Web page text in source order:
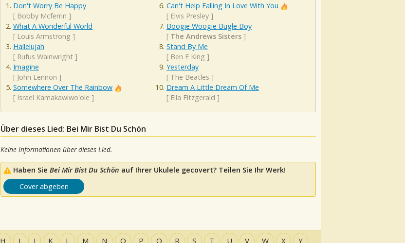
Don't Worry Be Happy
[ Bobby Mcferrin ]
What A Wonderful World
[ Louis Armstrong ]
Hallelujah
[ Rufus Wainwright ]
Imagine
[ John Lennon ]
Somewhere Over The Rainbow
[ Israel Kamakawiwo'ole ]
Can't Help Falling In Love With You
[ Elvis Presley]
Boogie Woogie Bugle Boy
[ The Andrews Sisters]
Stand By Me
[ Ben E King ]
Yesterday
[ The Beatles ]
Dream A Little Dream Of Me
[ Ella Fitzgerald ]
Über dieses Lied: Bei Mir Bist Du Schön
Keine Informationen über dieses Lied.
Haben Sie Bei Mir Bist Du Schön auf Ihrer Ukulele gecovert? Teilen Sie Ihr Werk!
Cover abgeben
H I J K L M N O P Q R S T U V W X Y